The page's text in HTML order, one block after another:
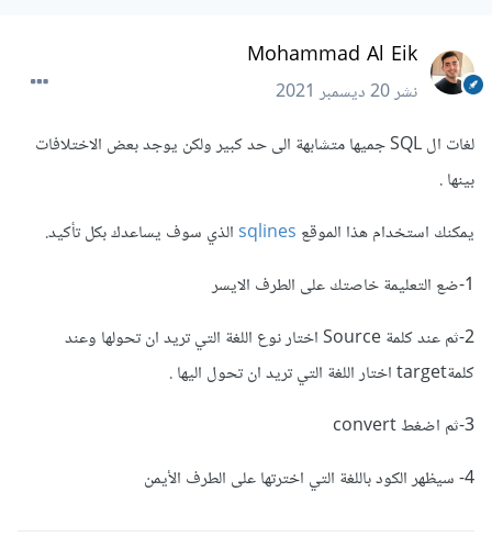
Mohammad Al Eik
نشر20 ديسمبر 2021
لغات ال SQL جميها متشابهة الى حد كبير ولكن يوجد بعض الاختلافات
بينها .
يمكنك استخدام هذا الموقع sqlinesالذي سوف يساعدك بكل تأكيد.
1-ضع التعليمة خاصتك على الطرف الايسر
2-ثم عند كلمة Source اختار نوع اللغة التي تريد ان تحولها وعند
كلمةtarget اختار اللغة التي تريد ان تحول اليها .
3-ثم اضغط convert
4- سيظهر الكود باللغة التي اخترتها على الطرف الأيمن